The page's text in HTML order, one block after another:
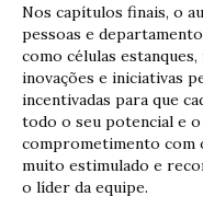
Nos capítulos finais, o
pessoas e
como células
inovações e iniciativas
incentivadas para que
todo o seu potencial e
comprometimento
muito estimulado e
o líder da equipe.